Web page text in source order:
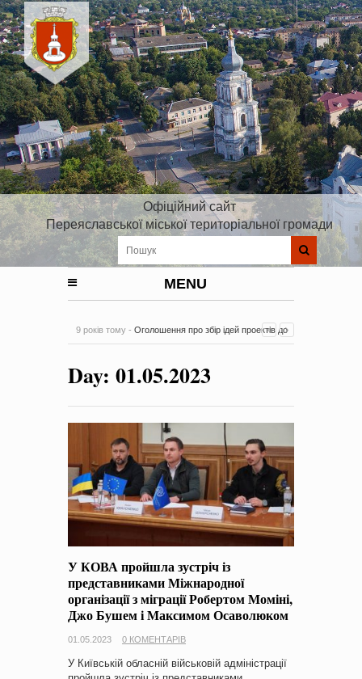
Офіційний сайт
Переяславської міської територіальної громади
MENU
9 років тому - Оголошення про збір ідей проектів до
на період 2018 – 2020 роки Оголошення про збір ідей
проектів
0 Коментарів
Day: 01.05.2023
У КОВА пройшла зустріч із
представниками Міжнародної
організації з міграції Робертом Моміні,
Джо Бушем і Максимом Осаволюком
01.05.2023 0 КОМЕНТАРІВ
У Київській обласній військовій адміністрації